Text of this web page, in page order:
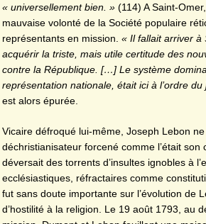
« universellement bien. » (114) A Saint-
mauvaise volonté de la Société populaire
représentants en mission. « Il fallait arriver à
acquérir la triste, mais utile certitude des
contre la République. […] Le système
représentation nationale, était ici à l’ordre du
est alors épurée.
Vicaire défroqué lui-même, Joseph Lebon
déchristianisateur forcené comme l’était son
déversait des torrents d’insultes ignobles à
ecclésiastiques, réfractaires comme
fut sans doute importante sur l’évolution de
d’hostilité à la religion. Le 19 août 1793, au